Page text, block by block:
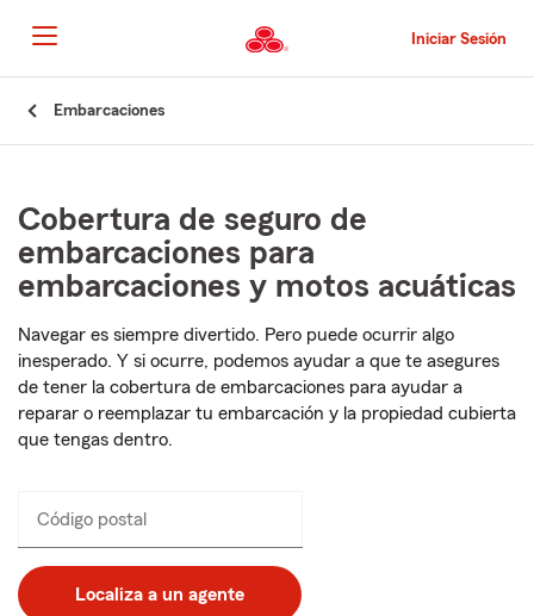
al
contenido
principal
Iniciar Sesión
Embarcaciones
Cobertura de seguro de
embarcaciones para
embarcaciones y motos acuáticas
Navegar es siempre divertido. Pero puede ocurrir algo
inesperado. Y si ocurre, podemos ayudar a que te asegures
de tener la cobertura de embarcaciones para ayudar a
reparar o reemplazar tu embarcación y la propiedad cubierta
que tengas dentro.
Código postal
código
de
_____
Localiza a un agente